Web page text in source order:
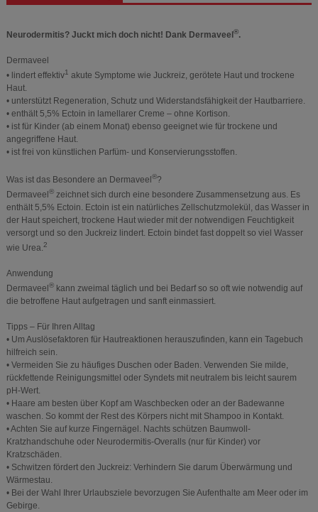
Neurodermitis? Juckt mich doch nicht! Dank Dermaveel ®.
Dermaveel
• lindert effektiv1 akute Symptome wie Juckreiz, gerötete Haut und trockene
Haut.
• unterstützt Regeneration, Schutz und Widerstandsfähigkeit der Hautbarriere.
• enthält 5,5% Ectoin in lamellarer Creme – ohne Kortison.
• ist für Kinder (ab einem Monat) ebenso geeignet wie für trockene und
angegriffene Haut.
• ist frei von künstlichen Parfüm- und Konservierungsstoffen.
Was ist das Besondere an Dermaveel ®?
Dermaveel ®zeichnet sich durch eine besondere Zusammensetzung aus. Es
enthält 5,5% Ectoin. Ectoin ist ein natürliches Zellschutzmolekül, das Wasser in
der Haut speichert, trockene Haut wieder mit der notwendigen Feuchtigkeit
versorgt und so den Juckreiz lindert. Ectoin bindet fast doppelt so viel Wasser
wie Urea.2
Anwendung
Dermaveel ®kann zweimal täglich und bei Bedarf so so oft wie notwendig auf
die betroffene Haut aufgetragen und sanft einmassiert.
Tipps – Für Ihren Alltag
• Um Auslösefaktoren für Hautreaktionen herauszufinden, kann ein Tagebuch
hilfreich sein.
• Vermeiden Sie zu häufiges Duschen oder Baden. Verwenden Sie milde,
rückfettende Reinigungsmittel oder Syndets mit neutralem bis leicht saurem
pH-Wert.
• Haare am besten über Kopf am Waschbecken oder an der Badewanne
waschen. So kommt der Rest des Körpers nicht mit Shampoo in Kontakt.
• Achten Sie auf kurze Fingernägel. Nachts schützen Baumwoll-
Kratzhandschuhe oder Neurodermitis-Overalls (nur für Kinder) vor
Kratzschäden.
• Schwitzen fördert den Juckreiz: Verhindern Sie darum Überwärmung und
Wärmestau.
• Bei der Wahl Ihrer Urlaubsziele bevorzugen Sie Aufenthalte am Meer oder im
Gebirge.